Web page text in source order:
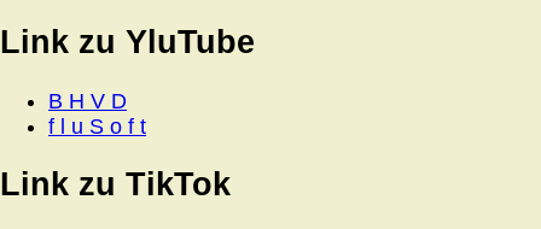
Link zu YluTube
B H V D
f l u S o f t
Link zu TikTok